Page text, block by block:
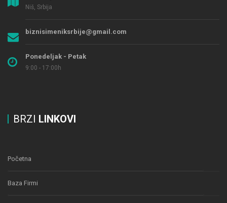
Niš, Srbija
biznisimeniksrbije@gmail.com
Ponedeljak - Petak
9:00 - 17:00h
BRZI LINKOVI
Početna
Baza Firmi